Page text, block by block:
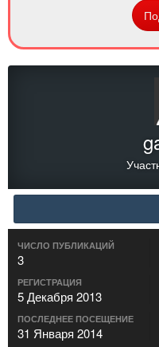
ЧИСЛО ПУБЛИКАЦИЙ
3
РЕГИСТРАЦИЯ
5 Декабря 2013
ПОСЛЕДНЕЕ ПОСЕЩЕНИЕ
31 Января 2014